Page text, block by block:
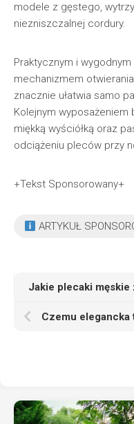
modele z gęstego,
niezniszczalnej cordury.
Praktycznym i
mechanizmem
znacznie ułatwia samo
Kolejnym
miękką wyściółką oraz
odciążeniu pleców przy
+Tekst Sponsorowany+
ARTYKUŁ